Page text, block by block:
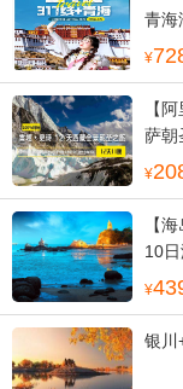
青海
【
萨朝
【
10
银川